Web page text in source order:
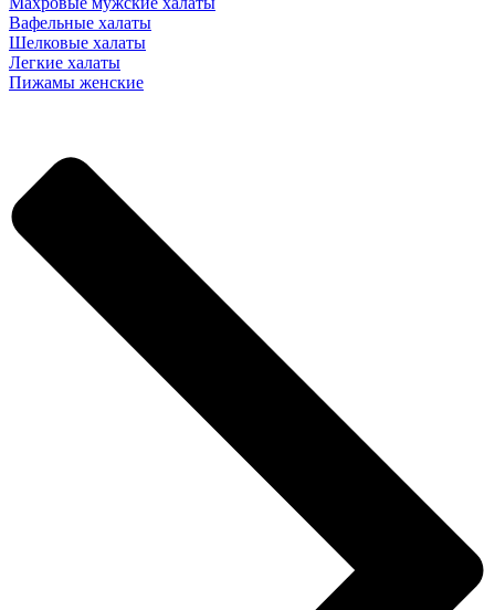
Вафельные халаты
Шелковые халаты
Легкие халаты
Пижамы женские